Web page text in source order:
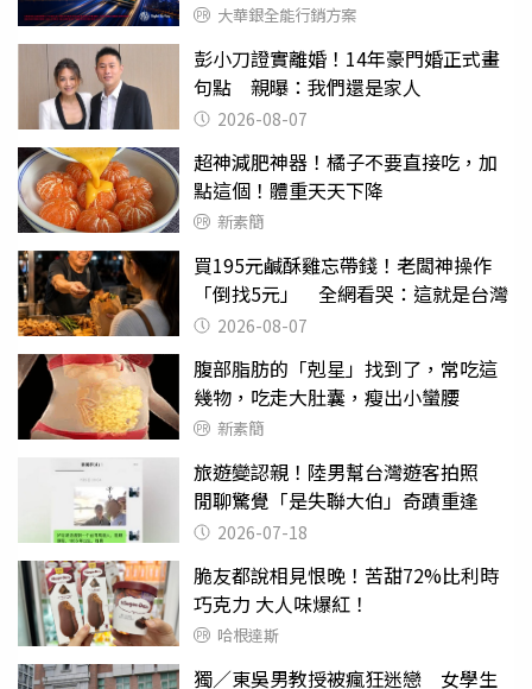
大華銀全能行銷方案
彭小刀證實離婚！14年豪門婚正式畫
句點 親曝：我們還是家人
2026-08-07
超神減肥神器！橘子不要直接吃，加
點這個！體重天天下降
新素簡
買195元鹹酥雞忘帶錢！老闆神操作
「倒找5元」 全網看哭：這就是台灣
2026-08-07
腹部脂肪的「剋星」找到了，常吃這
幾物，吃走大肚囊，瘦出小蠻腰
新素簡
旅遊變認親！陸男幫台灣遊客拍照
閒聊驚覺「是失聯大伯」奇蹟重逢
2026-07-18
脆友都說相見恨晚！苦甜72%比利時
巧克力 大人味爆紅！
哈根達斯
獨／東吳男教授被瘋狂迷戀 女學生